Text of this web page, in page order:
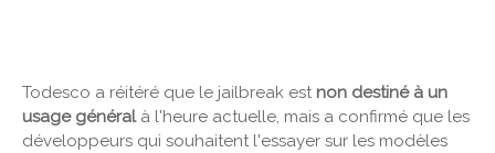
Todesco a réitéré que le jailbreak est non destiné à un
usage généralà l'heure actuelle, mais a confirmé que les
développeurs qui souhaitent l'essayer sur les modèles